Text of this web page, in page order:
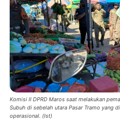
Komisi II DPRD Maros saat melakukan
Subuh di sebelah utara Pasar Tramo yang
operasional. (Ist)